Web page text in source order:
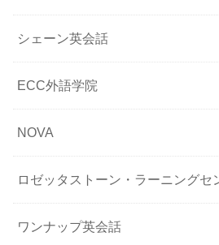
シェーン英会話
ECC外語学院
NOVA
ロゼッタストーン・ラーニングセ
ワンナップ英会話